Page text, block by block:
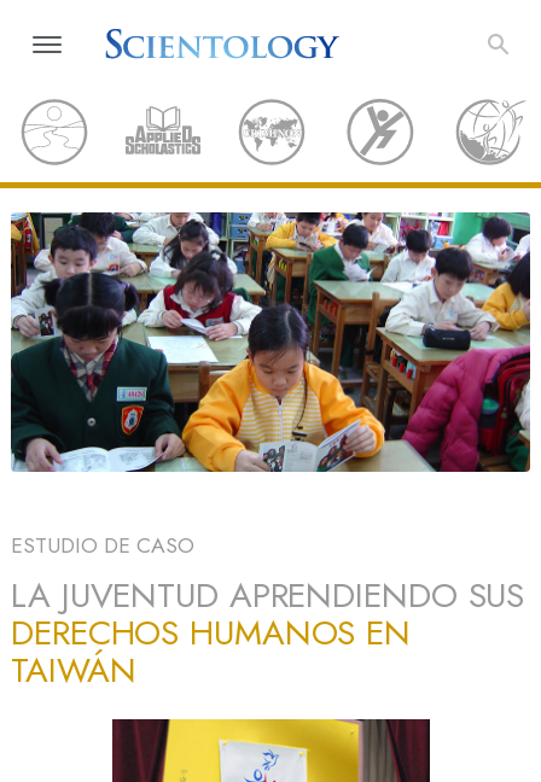
ESTUDIO DE CASO
LA JUVENTUD APRENDIENDO SUS
DERECHOS HUMANOS EN
TAIWÁN